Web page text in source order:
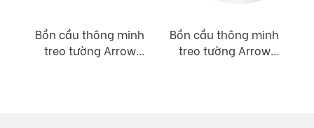
Bồn cầu thông minh
treo tường Arrow
Bồn cầu thông minh
treo tường Arrow